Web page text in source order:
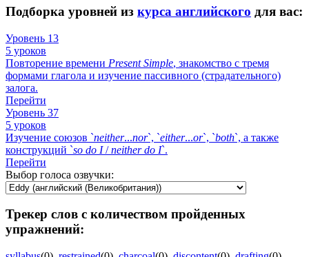
Подборка уровней из курса английского для вас:
Уровень 13
5 уроков
Повторение времени Present Simple, знакомство с тремя
формами глагола и изучение пассивного (страдательного)
залога.
Перейти
Уровень 37
5 уроков
Изучение союзов `neither...nor`, `either...or`, `both`, а также
конструкций `so do I/neither do I`.
Перейти
Выбор голоса озвучки:
Трекер слов с количеством пройденных
упражнений: